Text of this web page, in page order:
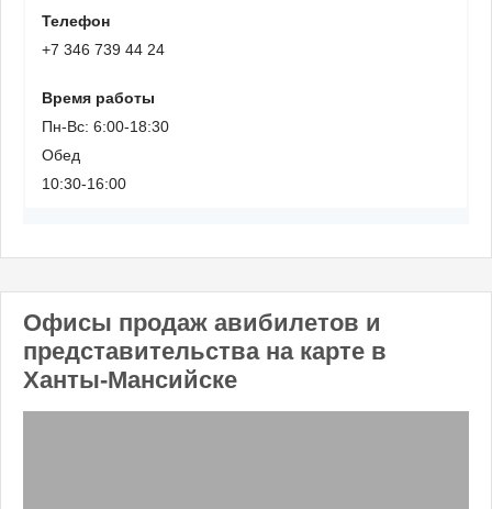
Телефон
+7 346 739 44 24
Время работы
Пн-Вс: 6:00-18:30
Обед
10:30-16:00
Офисы продаж авибилетов и
представительства на карте в
Ханты-Мансийске